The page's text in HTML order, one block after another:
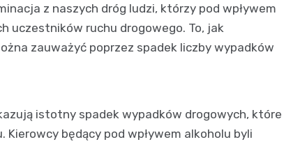
z naszych dróg ludzi, którzy pod wpływem
uczestników ruchu drogowego. To, jak
zauważyć poprzez spadek liczby wypadków
istotny spadek wypadków drogowych, które
Kierowcy będący pod wpływem alkoholu byli